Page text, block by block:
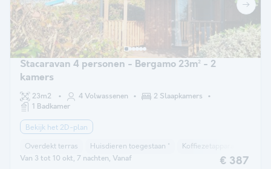
Stacaravan 4 personen - Bergamo 23m² - 2
kamers
23m2 4 Volwassenen
2 Slaapkamers
1 Badkamer
Bekijk het 2D-plan
Overdekt terras Huisdieren toegestaan * Koffiezetapparaat
Van 3 tot 10 okt, 7 nachten, Vanaf € 387